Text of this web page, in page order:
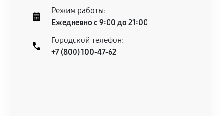
Режим работы:
Ежедневно с 9:00 до 21:00
Городской телефон:
+7 (800) 100-47-62